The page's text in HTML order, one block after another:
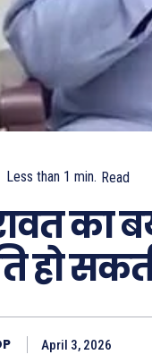
Less than 1 min. Read
का
हो
April 3, 2026